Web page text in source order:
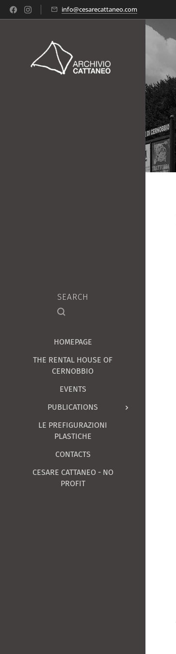
info@cesarecattaneo.com
SEARCH
HOMEPAGE
THE RENTAL HOUSE OF
CERNOBBIO
EVENTS
PUBLICATIONS
LE PREFIGURAZIONI
PLASTICHE
CONTACTS
CESARE CATTANEO - NO
PROFIT